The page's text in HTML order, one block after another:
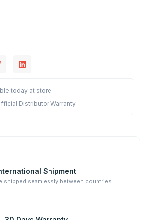
today at store
Distributor Warranty
Shipment
shipped seamlessly between countries